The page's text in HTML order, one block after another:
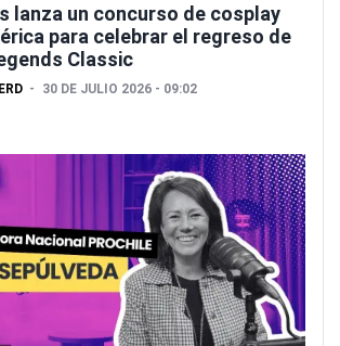
lanza un concurso de cosplay
para celebrar el regreso de
Classic
30 DE JULIO 2026 - 09:02